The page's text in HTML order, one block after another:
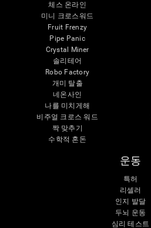
체스 온라인
미니 크로스워드
Fruit Frenzy
Pipe Panic
Crystal Miner
솔리테어
Robo Factory
개미 탈출
네온사인
나를 미치게해
비주얼 크로스 워드
짝 맞추기
수학적 혼돈
운동
특허
리셀러
인지 발달
두뇌 운동
심리 테스트